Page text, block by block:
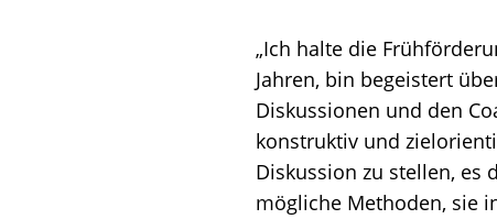
„Ich halte die
Jahren, bin begeistert
Diskussionen und den
konstruktiv und
Diskussion zu stellen, es
mögliche Methoden, sie